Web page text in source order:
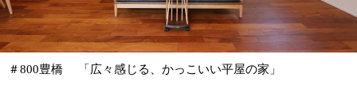
＃800豊橋 「広々感じる、かっこいい平屋の家」